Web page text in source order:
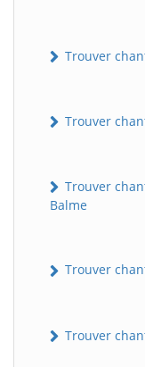
Trouver
Trouver
Trouver
Balme
Trouver
Trouver